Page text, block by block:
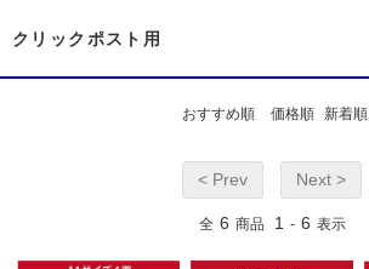
クリックポスト用
おすすめ順 価格順 新着順
< Prev Next >
全 6 商品 1 - 6 表示